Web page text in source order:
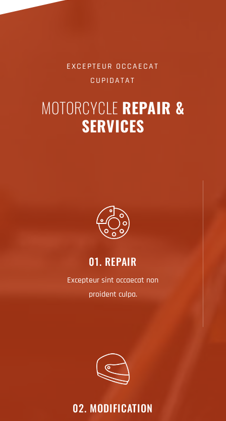
EXCEPTEUR OCCAECAT
CUPIDATAT
MOTORCYCLE REPAIR &
SERVICES
01. REPAIR
Excepteur sint occaecat non
proident culpa.
02. MODIFICATION